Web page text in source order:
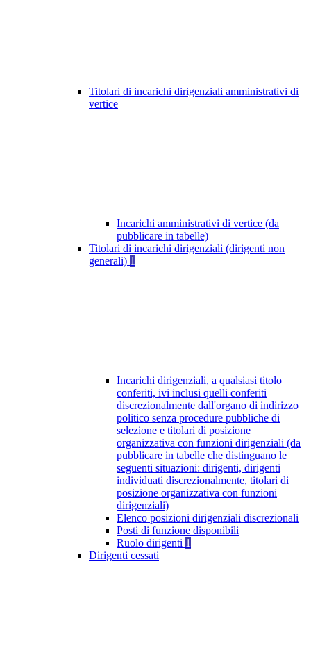
Titolari di incarichi dirigenziali amministrativi di
vertice
Incarichi amministrativi di vertice (da
pubblicare in tabelle)
Titolari di incarichi dirigenziali (dirigenti non
generali) 1
Incarichi dirigenziali, a qualsiasi titolo
conferiti, ivi inclusi quelli conferiti
discrezionalmente dall'organo di indirizzo
politico senza procedure pubbliche di
selezione e titolari di posizione
organizzativa con funzioni dirigenziali (da
pubblicare in tabelle che distinguano le
seguenti situazioni: dirigenti, dirigenti
individuati discrezionalmente, titolari di
posizione organizzativa con funzioni
dirigenziali)
Elenco posizioni dirigenziali discrezionali
Posti di funzione disponibili
Ruolo dirigenti 1
Dirigenti cessati